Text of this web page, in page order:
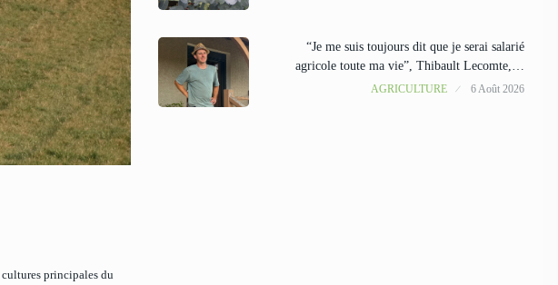
cultures principales du
“Je me suis toujours dit que je serai salarié
agricole toute ma vie”, Thibault Lecomte,…
AGRICULTURE 6 Août 2026